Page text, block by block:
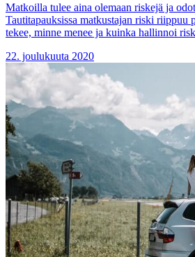
Matkoilla tulee aina olemaan riskejä ja
Tautitapauksissa matkustajan riski riippuu
tekee, minne menee ja kuinka hallinnoi
22. joulukuuta 2020